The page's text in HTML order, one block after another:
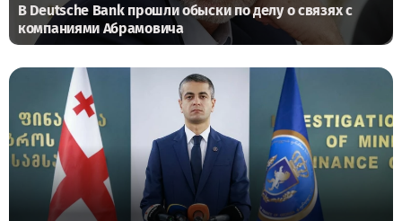
В Deutsche Bank прошли обыски по делу о связях с
компаниями Абрамовича